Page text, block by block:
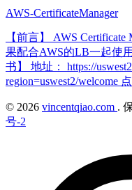
AWS-CertificateManager
【前言】 AWS
果配合AWS的LB一起使
书】 地址： https://
region=uswest2/welcome 点
© 2026 vincentqiao.com .
号-2